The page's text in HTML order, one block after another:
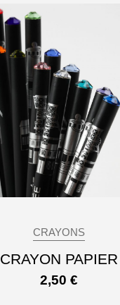
CRAYONS
CRAYON PAPIER
2,50 €